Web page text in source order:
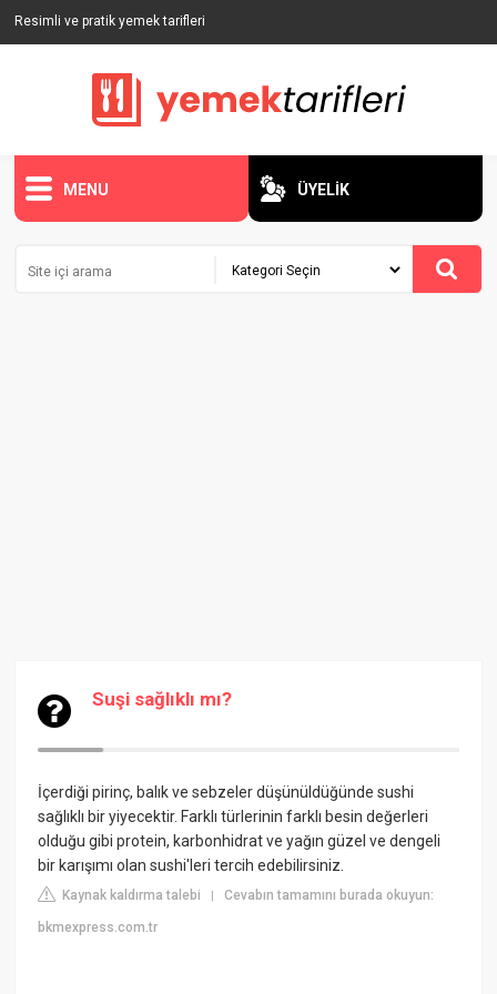
Resimli ve pratik yemek tarifleri
MENU ÜYELİK
Suşi sağlıklı mı?
İçerdiği pirinç, balık ve sebzeler düşünüldüğünde sushi
sağlıklı bir yiyecektir. Farklı türlerinin farklı besin değerleri
olduğu gibi protein, karbonhidrat ve yağın güzel ve dengeli
bir karışımı olan sushi'leri tercih edebilirsiniz.
Kaynak kaldırma talebi |Cevabın tamamını burada okuyun:
bkmexpress.com.tr